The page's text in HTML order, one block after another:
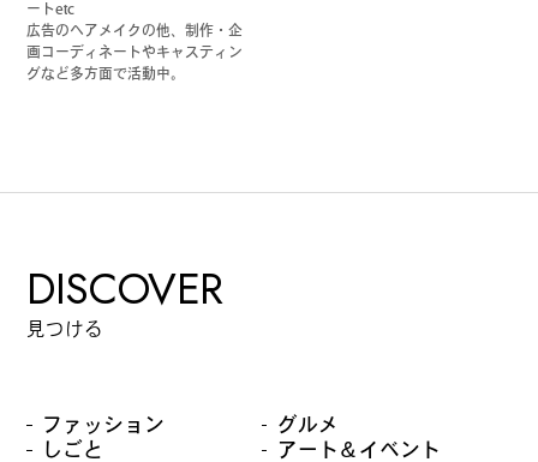
JOIN US !
ター」を募集中！公式LINEで編集部と直接チャットで
やりとりできる場所。おすすめのお店や特集してほし
い内容など何でも話そう。
ートetc
広告のヘアメイクの他、制作・企
画コーディネートやキャスティン
グなど多方面で活動中。
DISCOVER
見つける
ファッション
グルメ
しごと
アート＆イベント